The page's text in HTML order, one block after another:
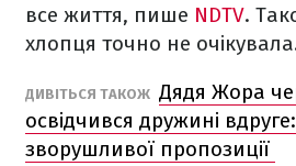
все життя, пише NDTV.
хлопця точно не
ДИВІТЬСЯ ТАКОЖ Дядя Жора
освідчився дружині
зворушливої пропозиції